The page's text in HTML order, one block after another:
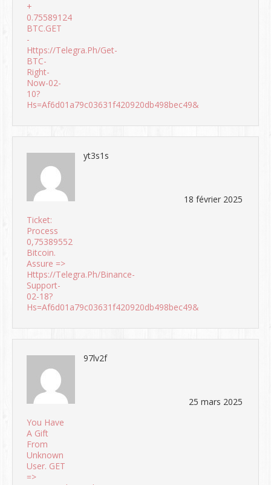
+
0.75589124
BTC.GET
-
Https://telegra.ph/Get-
BTC-
Right-
Now-02-
10?
Hs=af6d01a79c03631f420920db498bec49&
Ticket:
Process
0,75389552
Bitcoin.
Assure =>
Https://telegra.ph/Binance-
Support-
02-18?
Hs=af6d01a79c03631f420920db498bec49&
yt3s1s
18 février 2025
You Have
A Gift
From
Unknown
User. GET
=>
97lv2f
25 mars 2025